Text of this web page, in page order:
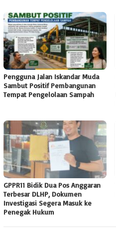
Pengguna Jalan Iskandar Muda
Sambut Positif Pembangunan
Tempat Pengelolaan Sampah
GPPR11 Bidik Dua Pos Anggaran
Terbesar DLHP, Dokumen
Investigasi Segera Masuk ke
Penegak Hukum